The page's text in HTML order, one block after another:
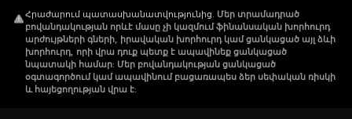
Հրաժարում պատասխանատվությունից. Մեր տրամադրած
բովանդակության որևէ մասը չի կազմում ֆինանսական խորհուրդ
արժույթների գների, իրավական խորհուրդ կամ ցանկացած այլ ձևի
խորհուրդ, որի վրա դուք պետք է ապավինեք ցանկացած
նպատակի համար: Մեր բովանդակության ցանկացած
օգտագործում կամ ապավինում բացառապես ձեր սեփական ռիսկի
և հայեցողության վրա է: